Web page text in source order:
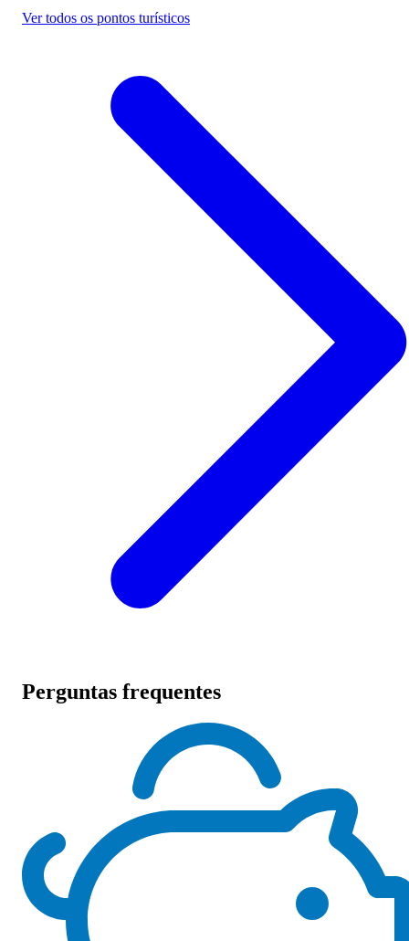
Ver todos os pontos turísticos
Perguntas frequentes